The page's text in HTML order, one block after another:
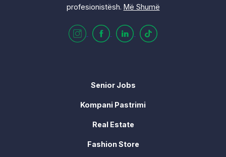
profesionistësh. Më Shumë
Senior Jobs
Kompani Pastrimi
Real Estate
Fashion Store